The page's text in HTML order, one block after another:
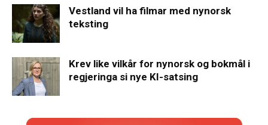
Vestland vil ha filmar med nynorsk
teksting
Krev like vilkår for nynorsk og bokmål i
regjeringa si nye KI-satsing